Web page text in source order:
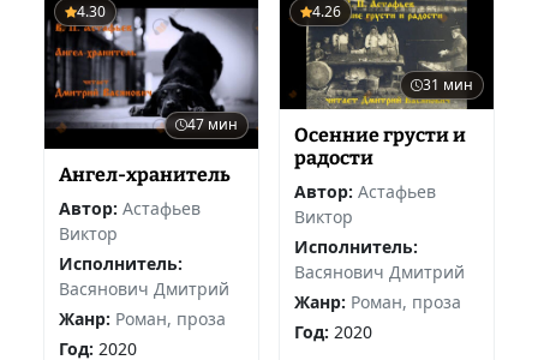
4.30
47 мин
Ангел-хранитель
Автор: Астафьев
Виктор
Исполнитель:
Васянович Дмитрий
Жанр: Роман, проза
Год: 2020
4.26
31 мин
Осенние грусти и
радости
Автор: Астафьев
Виктор
Исполнитель:
Васянович Дмитрий
Жанр: Роман, проза
Год: 2020